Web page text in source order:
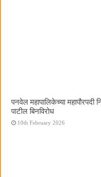
पनवेल महापालिकेच्या महापौरपदी
पाटील बिनविरोध
10th February 2026